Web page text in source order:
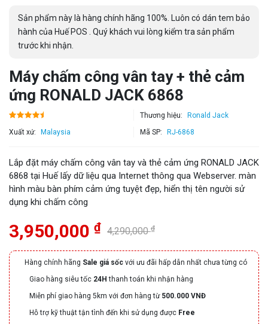
Sản phẩm này là hàng chính hãng 100%. Luôn có dán tem bảo
hành của Huế POS . Quý khách vui lòng kiểm tra sản phẩm
trước khi nhận.
Máy chấm công vân tay + thẻ cảm
ứng RONALD JACK 6868
Thương hiệu: Ronald Jack
Xuất xứ: Malaysia Mã SP: RJ-6868
Lắp đặt máy chấm công vân tay và thẻ cảm ứng RONALD JACK
6868 tại Huế lấy dữ liệu qua Internet thông qua Webserver. màn
hình màu bàn phím cảm ứng tuyệt đẹp, hiển thị tên người sử
dụng khi chấm công
3,950,000 ₫ 4,290,000₫
Hàng chính hãng Sale giá sốc với ưu đãi hấp dẫn nhất chưa từng có
Giao hàng siêu tốc 24H thanh toán khi nhận hàng
Miễn phí giao hàng 5km với đơn hàng từ 500.000 VNĐ
Hỗ trợ kỹ thuật tận tình đến khi sử dụng được Free